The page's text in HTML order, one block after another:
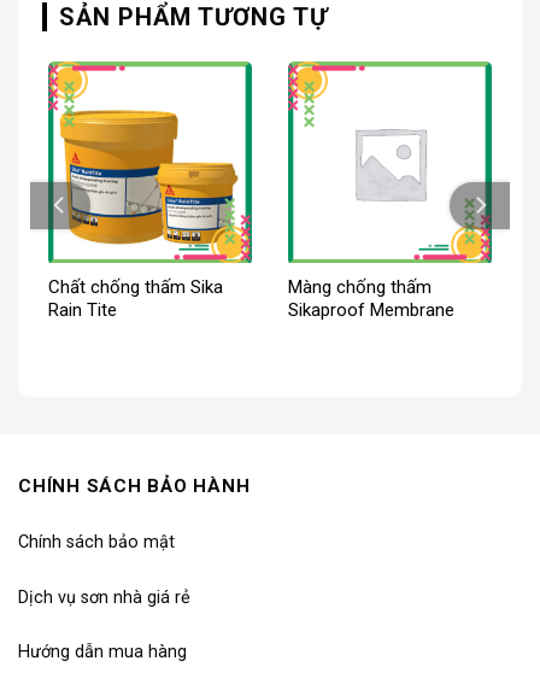
SẢN PHẨM TƯƠNG TỰ
Chất chống thấm Sika
Rain Tite
Màng chống thấm
Sikaproof Membrane
CHÍNH SÁCH BẢO HÀNH
Chính sách bảo mật
Dịch vụ sơn nhà giá rẻ
Hướng dẫn mua hàng